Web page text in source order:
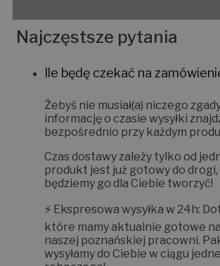
Najczęstsze pytania
Ile będę czekać na
Żebyś nie musiał(a) niczego
informację o czasie wysyłki
bezpośrednio przy każdym
Czas dostawy zależy tylko od
produkt jest już gotowy do
będziemy go dla Ciebie tworzyć!
⚡ Ekspresowa wysyłka w 24h:
które mamy aktualnie gotowe
naszej poznańskiej pracowni.
wysyłamy do Ciebie w ciągu